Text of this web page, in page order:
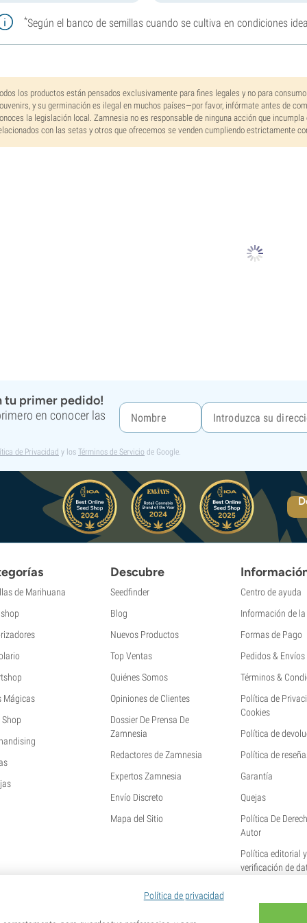
*Según el banco de semillas cuando se cultiva en condiciones
los productos están pensados exclusivamente para fines legales y no para
y su germinación es ilegal en muchos países—por favor, infórmate antes de
la legislación local. Zamnesia no es responsable de ninguna acción que
con las setas y otros que ofrecemos se venden cumpliendo estrictamente
tu primer pedido!
en conocer las
de Privacidad y los Términos de Servicio de Google.
de Marihuana
Mágicas
Shop
Descubre
Seedfinder
Blog
Nuevos Productos
Top Ventas
Quiénes Somos
Opiniones de Clientes
Dossier De Prensa De
Zamnesia
Redactores de Zamnesia
Expertos Zamnesia
Envío Discreto
Mapa del Sitio
Centro de ayuda
Información de
Formas de Pago
Pedidos & Envíos
Términos &
Política de
Cookies
Política de
Política de
Garantía
Quejas
Política De
Autor
Política editorial
verificación de
Política de privacidad